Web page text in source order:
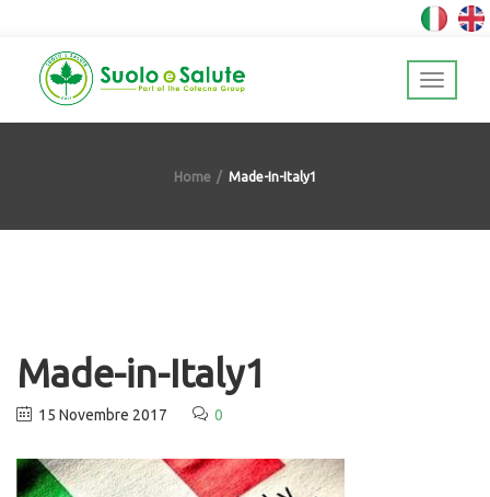
Home Made-In-Italy1
Made-in-Italy1
15 Novembre 2017 0